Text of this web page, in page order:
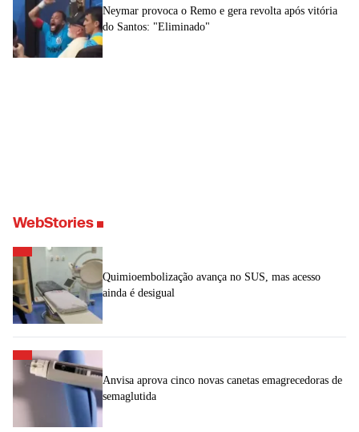
Neymar provoca o Remo e gera revolta após vitória
do Santos: "Eliminado"
WebStories
Quimioembolização avança no SUS, mas acesso
ainda é desigual
Anvisa aprova cinco novas canetas emagrecedoras de
semaglutida